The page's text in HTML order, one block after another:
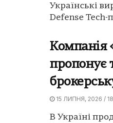
Українські
Defense Tech-
Компанія
пропонує
15 ЛИПНЯ, 2026 /
В Україні